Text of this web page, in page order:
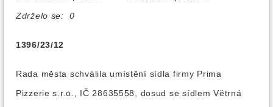
Zdrželo se: 0
1396/23/12
Rada města schválila umístění sídla firmy Prima
Pizzerie s.r.o., IČ 28635558, dosud se sídlem Větrná